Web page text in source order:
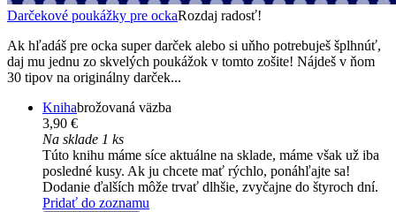
Darčekové poukážky pre ockaRozdaj radosť!
Ak hľadáš pre ocka super darček alebo si uňho potrebuješ šplhnúť,
daj mu jednu zo skvelých poukážok v tomto zošite! Nájdeš v ňom
30 tipov na originálny darček...
Knihabrožovaná väzba
3,90 €
Na sklade 1 ks
Túto knihu máme síce aktuálne na sklade, máme však už iba
posledné kusy. Ak ju chcete mať rýchlo, ponáhľajte sa!
Dodanie ďalších môže trvať dlhšie, zvyčajne do štyroch dní.
Pridať do zoznamu